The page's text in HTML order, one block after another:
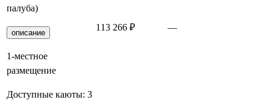
палуба)
описание
1-местное
размещение
Доступные каюты: 3
113 266 ₽ —